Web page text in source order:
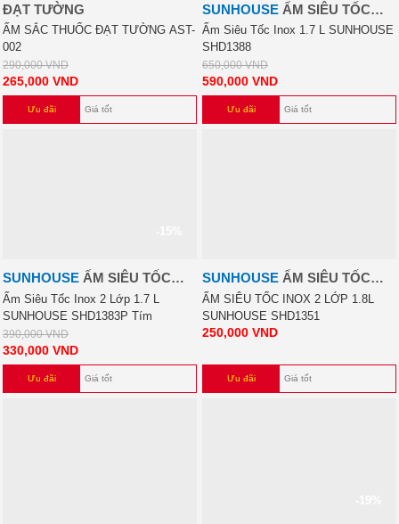
ĐẠT TƯỜNG
ẤM SẮC THUỐC ĐẠT TƯỜNG AST-
002
290,000VND
265,000 VND
Ưu đãi Giá tốt
SUNHOUSE ẤM SIÊU TỐC
INOX 1.7 L SUNHOUSE
SHD1388
Ấm Siêu Tốc Inox 1.7 L SUNHOUSE
SHD1388
650,000VND
590,000 VND
Ưu đãi Giá tốt
SUNHOUSE ẤM SIÊU TỐC
INOX 2 LỚP 1.7 L SUNHOUSE
SHD1383P TÍM
Ấm Siêu Tốc Inox 2 Lớp 1.7 L
SUNHOUSE SHD1383P Tím
390,000VND
330,000 VND
Ưu đãi Giá tốt
SUNHOUSE ẤM SIÊU TỐC
INOX 2 LỚP 1.8
ẤM SIÊU TỐC INOX 2 LỚP 1.8L
SUNHOUSE SHD1351
250,000 VND
Ưu đãi Giá tốt